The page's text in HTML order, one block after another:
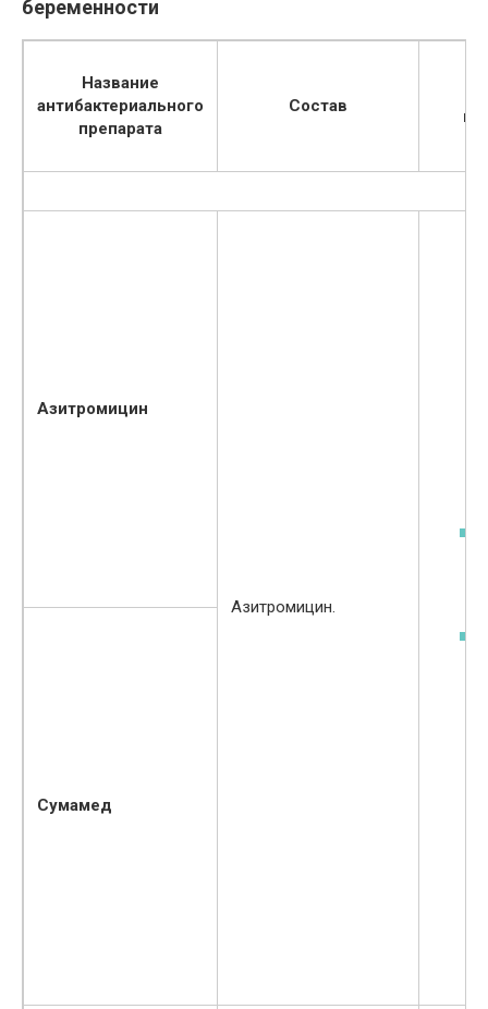
беременности
Название
антибактериального
препарата
Состав
Азитромицин
Азитромицин.
Сумамед